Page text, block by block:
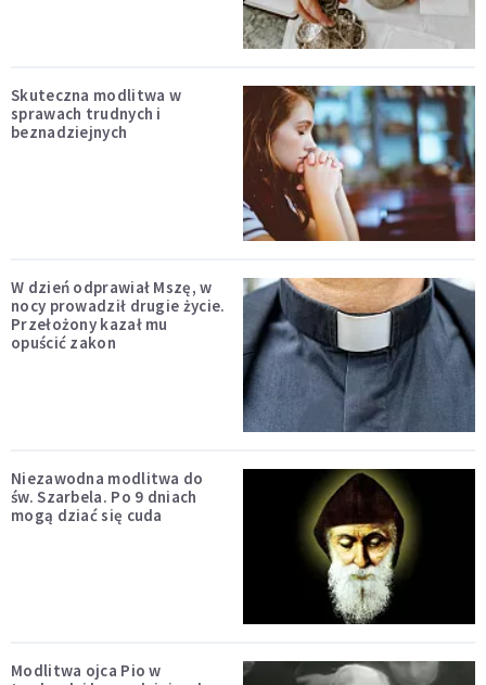
Skuteczna modlitwa w
sprawach trudnych i
beznadziejnych
W dzień odprawiał Mszę, w
nocy prowadził drugie życie.
Przełożony kazał mu
opuścić zakon
Niezawodna modlitwa do
św. Szarbela. Po 9 dniach
mogą dziać się cuda
Modlitwa ojca Pio w